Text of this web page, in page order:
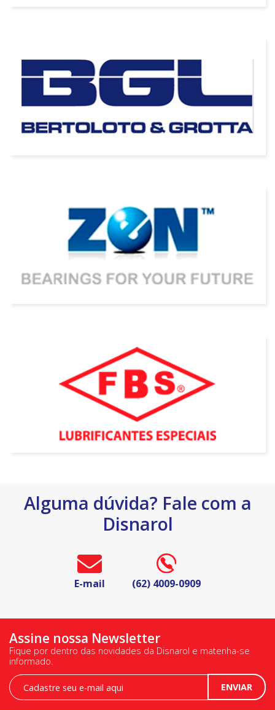
Alguma dúvida? Fale com a
Disnarol
E-mail (62) 4009-0909
Assine nossa Newsletter
Fique por dentro das novidades da Disnarol e matenha-se
informado.
Newsletter ENVIAR